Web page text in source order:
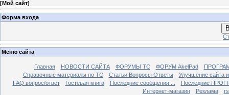
[Мой сайт]
Форма входа
Меню сайта
Главная НОВОСТИ САЙТА ФОРУМЫ TC ФОРУМ AkelPad
Справочные материалы по TС
Статьи Вопросы Ответы
Улучшение сайта
FAQ вопрос/ответ
Гостевая книга Последние сообщения ...
Последние
Интернет-магазин
Реклама